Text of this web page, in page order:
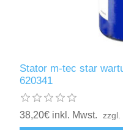
Stator m-tec star
620341
38,20€ inkl. Mwst. zzgl.